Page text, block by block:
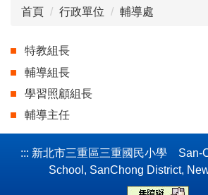
首頁 行政單位 輔導處
特教組長
輔導組長
學習照顧組長
輔導主任
::: 新北市三重區三重國民小學 San-
School, SanChong District,